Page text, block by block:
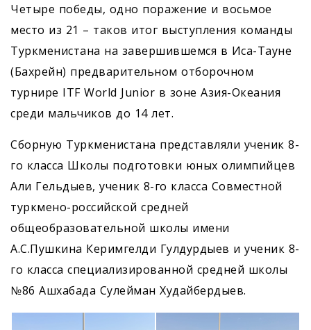
Четыре победы, одно поражение и восьмое
место из 21 – таков итог выступления команды
Туркменистана на завершившемся в Иса-Тауне
(Бахрейн) предварительном отборочном
турнире ITF World Junior в зоне Азия-Океания
среди мальчиков до 14 лет.
Сборную Туркменистана представляли ученик 8-
го класса Школы подготовки юных олимпийцев
Али Гельдыев, ученик 8-го класса Совместной
туркмено-российской средней
общеобразовательной школы имени
А.С.Пушкина Керимгелди Гулдурдыев и ученик 8-
го класса специализированной средней школы
№86 Ашхабада Сулейман Худайбердыев.